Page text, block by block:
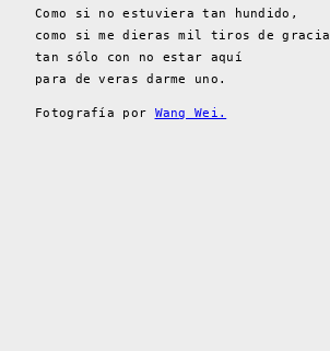
Como si no estuviera tan hundido,
como si me dieras mil tiros de gracia
tan sólo con no estar aquí
para de veras darme uno.
Fotografía por Wang Wei.